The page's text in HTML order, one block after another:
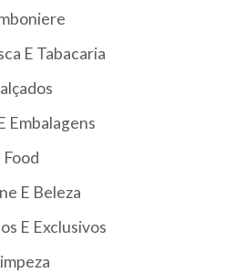
E Tabacaria
Embalagens
Food
E Beleza
E Exclusivos